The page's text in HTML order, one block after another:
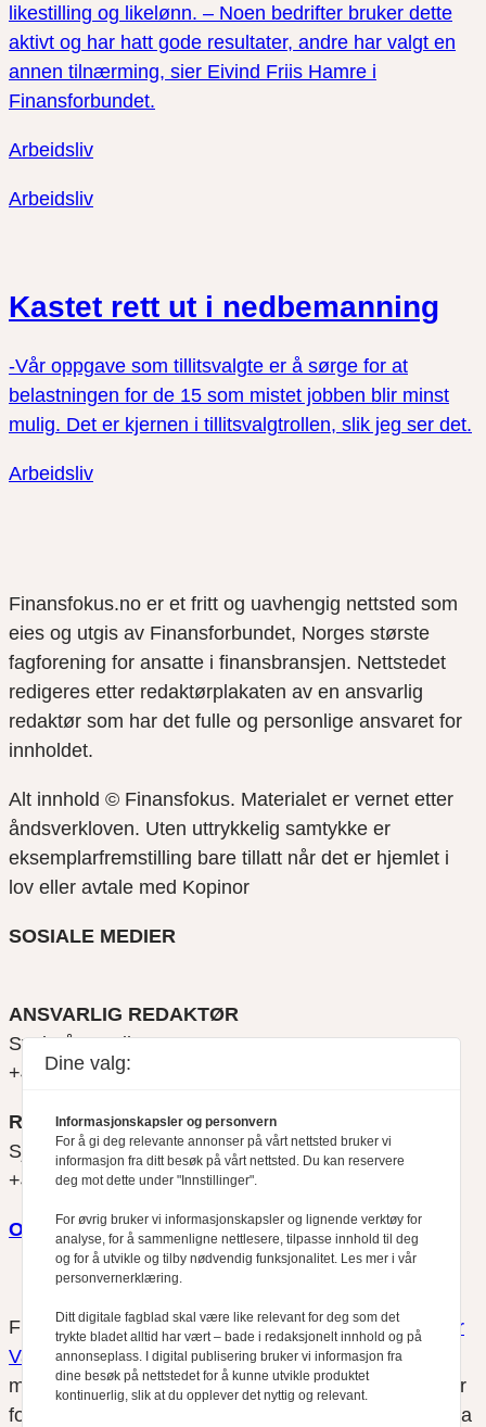
likestilling og likelønn. – Noen bedrifter bruker dette
aktivt og har hatt gode resultater, andre har valgt en
annen tilnærming, sier Eivind Friis Hamre i
Finansforbundet.
Arbeidsliv
Arbeidsliv
Kastet rett ut i nedbemanning
-Vår oppgave som tillitsvalgte er å sørge for at
belastningen for de 15 som mistet jobben blir minst
mulig. Det er kjernen i tillitsvalgtrollen, slik jeg ser det.
Arbeidsliv
Finansfokus.no er et fritt og uavhengig nettsted som
eies og utgis av Finansforbundet, Norges største
fagforening for ansatte i finansbransjen. Nettstedet
redigeres etter redaktørplakaten av en ansvarlig
redaktør som har det fulle og personlige ansvaret for
innholdet.
Alt innhold © Finansfokus. Materialet er vernet etter
åndsverkloven. Uten uttrykkelig samtykke er
eksemplarfremstilling bare tillatt når det er hjemlet i
lov eller avtale med Kopinor
SOSIALE MEDIER
ANSVARLIG REDAKTØR
Svein Åge Eriksen
+47 900 79 547
REDAKTØR
Sjur Anda
+47 470 34 460
Om oss
Finansfokus arbeider etterRedaktørplakatenog
Vær
Varsom-plakatensregler for god presseskikk, som
medlem av Fagpressen. Finansfokus har ikke ansvar
for innhold på eksterne nettsider som det lenkes til fra
Dine valg:
Informasjonskapsler og personvern
For å gi deg relevante annonser på vårt nettsted bruker vi
informasjon fra ditt besøk på vårt nettsted. Du kan reservere
deg mot dette under "Innstillinger".
For øvrig bruker vi informasjonskapsler og lignende verktøy for
analyse, for å sammenligne nettlesere, tilpasse innhold til deg
og for å utvikle og tilby nødvendig funksjonalitet. Les mer i vår
personvernerklæring.
Ditt digitale fagblad skal være like relevant for deg som det
trykte bladet alltid har vært – bade i redaksjonelt innhold og på
annonseplass. I digital publisering bruker vi informasjon fra
dine besøk på nettstedet for å kunne utvikle produktet
kontinuerlig, slik at du opplever det nyttig og relevant.